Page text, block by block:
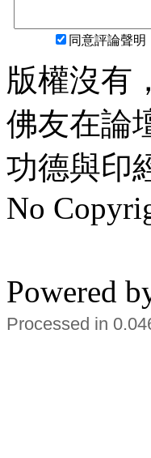
同意評論聲明
版權沒有
佛友在論
功德與印
No
Powered
Processed in